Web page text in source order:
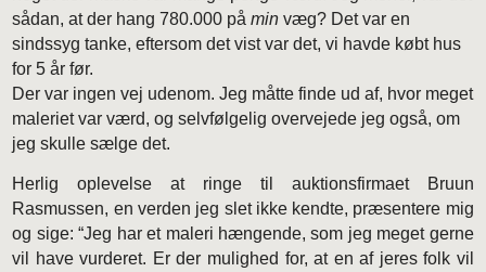
sådan, at der hang 780.000 påmin væg? Det var en
sindssyg tanke, eftersom det vist var det, vi havde købt hus
for 5 år før.
Der var ingen vej udenom. Jeg måtte finde ud af, hvor meget
maleriet var værd, og selvfølgelig overvejede jeg også, om
jeg skulle sælge det.
Herlig oplevelse at ringe til auktionsfirmaet Bruun
Rasmussen, en verden jeg slet ikke kendte, præsentere mig
og sige: “Jeg har et maleri hængende, som jeg meget gerne
vil have vurderet. Er der mulighed for, at en af jeres folk vil